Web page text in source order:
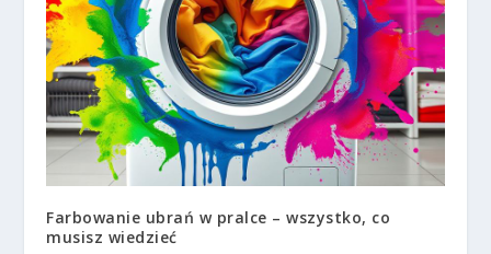
Farbowanie ubrań w pralce – wszystko, co
musisz wiedzieć